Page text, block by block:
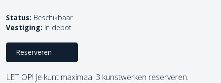
Status: Beschikbaar
Vestiging: In depot
Reserveren
LET OP! Je kunt maximaal 3 kunstwerken reserveren.